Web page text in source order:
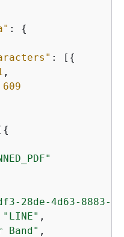
: {
: [ {
,
609
{
28de-4d63-8883-
"LINE" ,
Band" ,